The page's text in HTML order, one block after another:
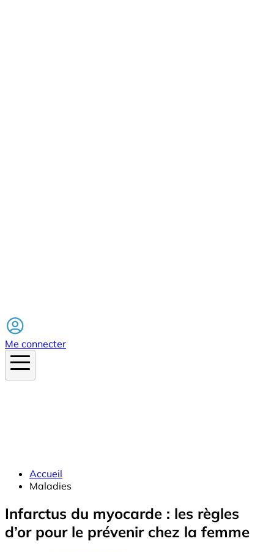
Me connecter
Accueil
Maladies
Infarctus du myocarde : les règles
d’or pour le prévenir chez la femme